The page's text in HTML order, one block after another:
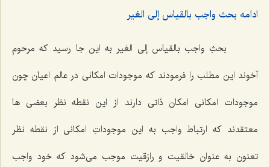
ادامه بحث واجب بالقیاس إلى الغیر
بحثِ واجب بالقیاس إلى الغیر به این جا رسید كه مرحوم
آخوند این مطلب را فرمودند كه موجودات امكانى در عالم اعیان چون
موجودات امكانى امكان ذاتى دارند از این نقطه نظر بعضى ها
معتقدند كه ارتباط واجب به این موجوداتِ امكانى از نقطه نظر
تعنون به عنوان خالقیت و رازقیت موجب مى‌شود كه خود واجب